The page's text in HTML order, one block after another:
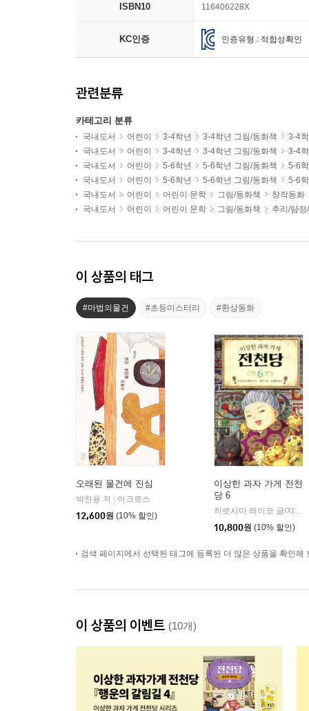
ISBN10 116406228X
KC인증 인증유형 : 적합성확인
관련분류
카테고리 분류
국내도서 어린이 3-4학년 3-4학년 그림/동화책
3-4
국내도서
어린이 3-4학년 3-4학년 그림/동화책
3-4
국내도서
어린이 5-6학년 5-6학년 그림/동화책
5-6
국내도서
어린이 5-6학년 5-6학년 그림/동화책
5-6
국내도서
어린이 어린이 문학 그림/동화책
창작동화
국내도서
어린이 어린이 문학 그림/동화책 추리/탐정
이 상품의 태그
#마법의물건 #초등미스터리 #환상동화
오래된 물건에 진심
박찬용 저
어크로스
12,600원 (10% 할인)
이상한 과자 가게 전천
당 6
히로시마 레이코 글/쟈쟈 그림/김정화 역
10,800원 (10% 할인)
검색 페이지에서 선택된 태그에 등록된 더 많은 상품을 확인해
이 상품의 이벤트 (10개)